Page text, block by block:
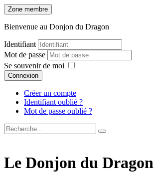
Zone membre
Bienvenue au Donjon du Dragon
Identifiant
Mot de passe
Se souvenir de moi
Connexion
Créer un compte
Identifiant oublié ?
Mot de passe oublié ?
Le Donjon du Dragon